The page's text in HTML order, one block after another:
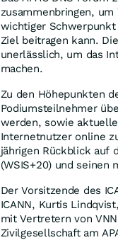
zusammenbringen,
wichtiger
Ziel beitragen kann.
unerlässlich, um das
machen.
Zu den Höhepunkten
Podiumsteilnehmer
werden, sowie
Internetnutzer online
jährigen Rückblick auf
(WSIS+20) und seinen
Der Vorsitzende des
ICANN, Kurtis Lindqvist
mit Vertretern von
Zivilgesellschaft am